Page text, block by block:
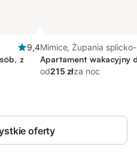
9,4
z
Mimice, Żupania splicko-
dalmatyńska
Apartament wakacyjny
od215 złza noc
oferty